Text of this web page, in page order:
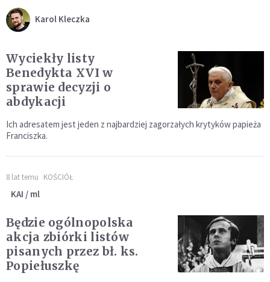
Karol Kleczka
Wyciekły listy
Benedykta XVI w
sprawie decyzji o
abdykacji
Ich adresatem jest jeden z najbardziej zagorzałych krytyków papieża
Franciszka.
8 lat temu KOŚCIÓŁ
KAI / ml
Będzie ogólnopolska
akcja zbiórki listów
pisanych przez bł. ks.
Popiełuszkę